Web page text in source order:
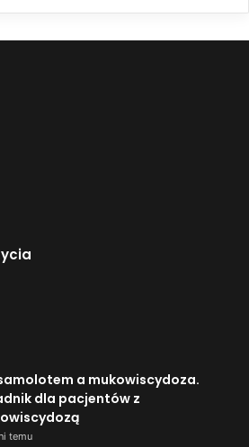
a mukowiscydoza.
dla pacjentów z
temu